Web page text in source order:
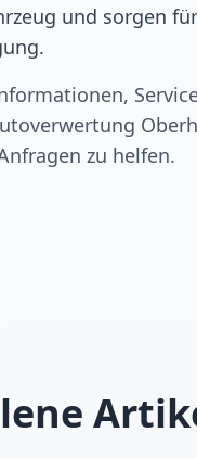
und sorgen
zu helfen.